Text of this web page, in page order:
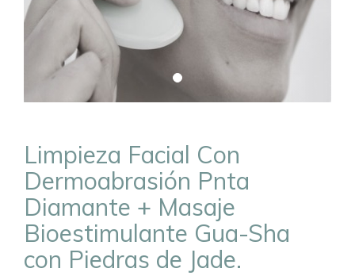
Limpieza Facial Con
Dermoabrasión Pnta
Diamante + Masaje
Bioestimulante Gua-Sha
con Piedras de Jade.